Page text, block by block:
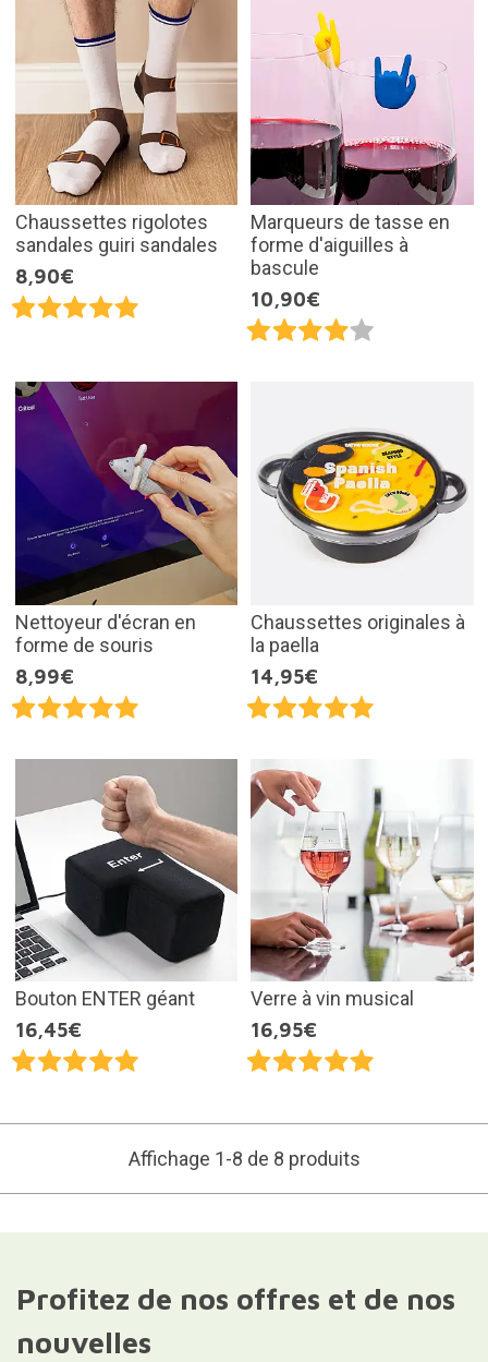
Chaussettes rigolotes
sandales guiri sandales
8,90€
Marqueurs de tasse en
forme d'aiguilles à
bascule
10,90€
Nettoyeur d'écran en
forme de souris
8,99€
Chaussettes originales à
la paella
14,95€
Bouton ENTER géant
16,45€
Verre à vin musical
16,95€
Affichage 1-8 de 8 produits
Profitez de nos offres et de nos
nouvelles